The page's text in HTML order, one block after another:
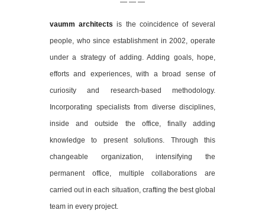
— — —
vaumm architects is the coincidence of several
people, who since establishment in 2002, operate
under a strategy of adding. Adding goals, hope,
efforts and experiences, with a broad sense of
curiosity and research-based methodology.
Incorporating specialists from diverse disciplines,
inside and outside the office, finally adding
knowledge to present solutions. Through this
changeable organization, intensifying the
permanent office, multiple collaborations are
carried out in each situation, crafting the best global
team in every project.